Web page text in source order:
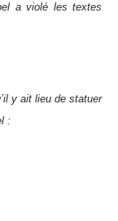
a violé les textes
y ait lieu de statuer
: